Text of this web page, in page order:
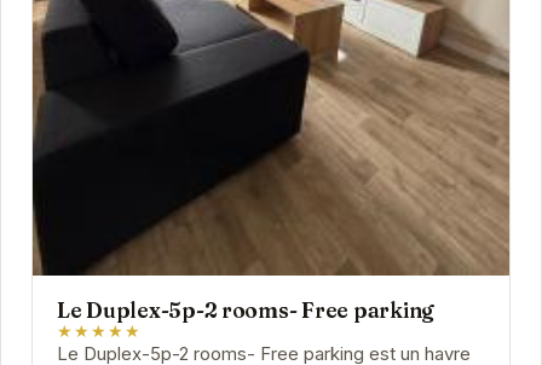
Le Duplex-5p-2 rooms- Free parking
★★★★★
Le Duplex-5p-2 rooms- Free parking est un havre